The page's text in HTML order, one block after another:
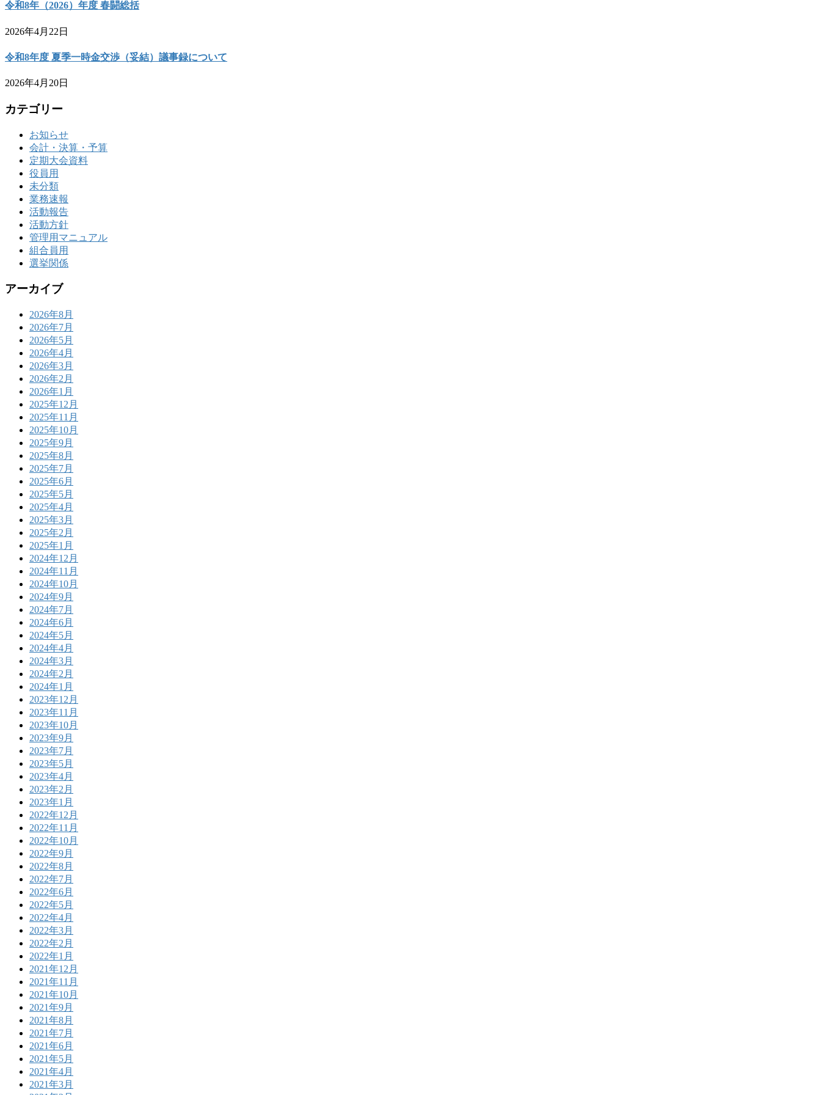
令和8年（2026）年度 春闘総括
2026年4月22日
令和8年度 夏季一時金交渉（妥結）議事録について
2026年4月20日
カテゴリー
お知らせ
会計・決算・予算
定期大会資料
役員用
未分類
業務速報
活動報告
活動方針
管理用マニュアル
組合員用
選挙関係
アーカイブ
2026年8月
2026年7月
2026年5月
2026年4月
2026年3月
2026年2月
2026年1月
2025年12月
2025年11月
2025年10月
2025年9月
2025年8月
2025年7月
2025年6月
2025年5月
2025年4月
2025年3月
2025年2月
2025年1月
2024年12月
2024年11月
2024年10月
2024年9月
2024年7月
2024年6月
2024年5月
2024年4月
2024年3月
2024年2月
2024年1月
2023年12月
2023年11月
2023年10月
2023年9月
2023年7月
2023年5月
2023年4月
2023年2月
2023年1月
2022年12月
2022年11月
2022年10月
2022年9月
2022年8月
2022年7月
2022年6月
2022年5月
2022年4月
2022年3月
2022年2月
2022年1月
2021年12月
2021年11月
2021年10月
2021年9月
2021年8月
2021年7月
2021年6月
2021年5月
2021年4月
2021年3月